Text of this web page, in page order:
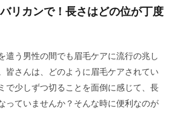
リカンで！長さはどの位が丁度
遣う男性の間でも眉毛ケアに流行の兆し
皆さんは、どのように眉毛ケアされてい
で少しずつ切ることを面倒に感じて、長
っていませんか？そんな時に便利なのが